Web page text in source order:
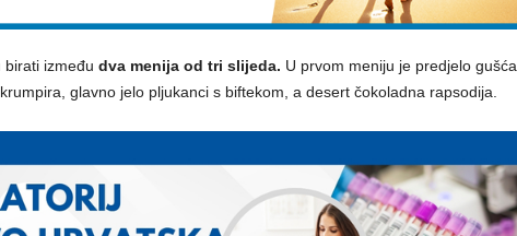
birati između dva menija od tri slijeda. U prvom meniju je predjelo gušća
glavno jelo pljukanci s biftekom, a desert čokoladna rapsodija.